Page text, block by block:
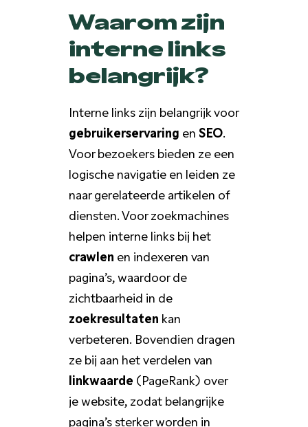
Waarom zijn
interne links
belangrijk?
Interne links zijn belangrijk voor
gebruikerservaring en SEO.
Voor bezoekers bieden ze een
logische navigatie en leiden ze
naar gerelateerde artikelen of
diensten. Voor zoekmachines
helpen interne links bij het
crawlen en indexeren van
pagina’s, waardoor de
zichtbaarheid in de
zoekresultaten kan
verbeteren. Bovendien dragen
ze bij aan het verdelen van
linkwaarde (PageRank) over
je website, zodat belangrijke
pagina’s sterker worden in